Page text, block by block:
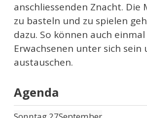
anschliessenden Znacht. Die
zu basteln und zu spielen
dazu. So können auch
Erwachsenen unter sich sein
austauschen.
Agenda